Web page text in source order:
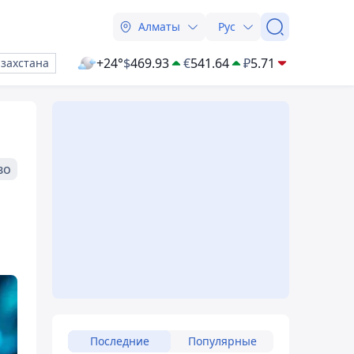
Алматы Рус
+24°$469.93 €541.64 ₽5.71
Последние Популярные